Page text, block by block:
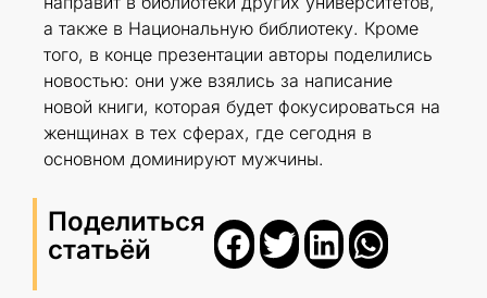
а также в Национальную библиотеку. Кроме
того, в конце презентации авторы поделились
новостью: они уже взялись за написание
новой книги, которая будет фокусироваться на
женщинах в тех сферах, где сегодня в
основном доминируют мужчины.
Поделиться
статьёй